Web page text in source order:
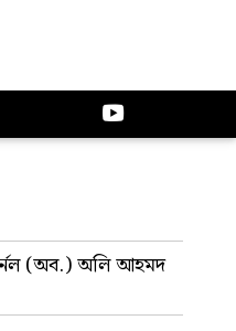
(অব.) অলি আহমদ